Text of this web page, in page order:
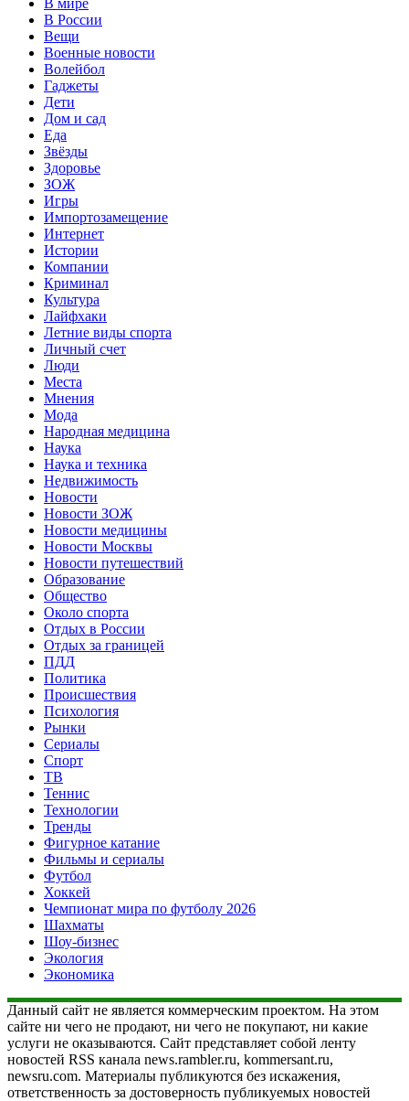
В России
Вещи
Военные новости
Волейбол
Гаджеты
Дети
Дом и сад
Еда
Звёзды
Здоровье
ЗОЖ
Игры
Импортозамещение
Интернет
Истории
Компании
Криминал
Культура
Лайфхаки
Летние виды спорта
Личный счет
Люди
Места
Мнения
Мода
Народная медицина
Наука
Наука и техника
Недвижимость
Новости
Новости ЗОЖ
Новости медицины
Новости Москвы
Новости путешествий
Образование
Общество
Около спорта
Отдых в России
Отдых за границей
ПДД
Политика
Происшествия
Психология
Рынки
Сериалы
Спорт
ТВ
Теннис
Технологии
Тренды
Фигурное катание
Фильмы и сериалы
Футбол
Хоккей
Чемпионат мира по футболу 2026
Шахматы
Шоу-бизнес
Экология
Экономика
Данный сайт не является коммерческим проектом. На этом
сайте ни чего не продают, ни чего не покупают, ни какие
услуги не оказываются. Сайт представляет собой ленту
новостей RSS канала news.rambler.ru, kommersant.ru,
newsru.com. Материалы публикуются без искажения,
ответственность за достоверность публикуемых новостей